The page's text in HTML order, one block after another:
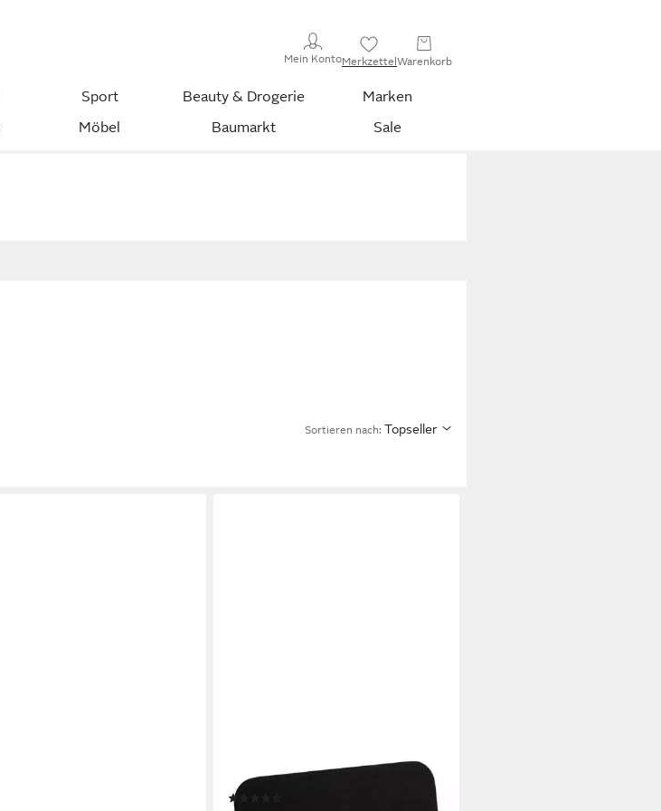
Mein KontoMerkzettelWarenkorb
Sport Beauty & Drogerie
Marken
Möbel Baumarkt Sale
Sortieren nach: Topseller
Mauspad Mausmatte, anti-statisch